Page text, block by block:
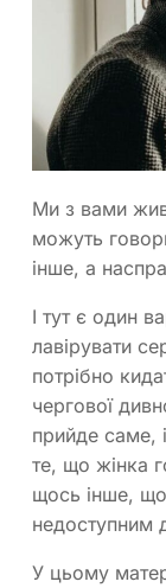
Ми з вами
можуть
інше, а
І тут є один
лавірувати
потрібно
чергової
прийде саме,
те, що жінка
щось інше,
недоступним
У цьому